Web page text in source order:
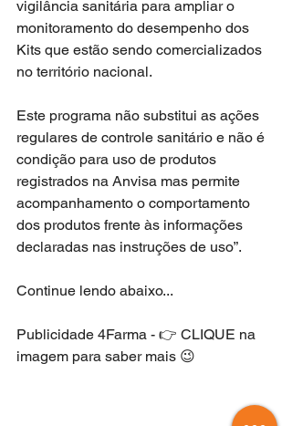
vigilância sanitária para ampliar o
monitoramento do desempenho dos
Kits que estão sendo comercializados
no território nacional.
Este programa não substitui as ações
regulares de controle sanitário e não é
condição para uso de produtos
registrados na Anvisa mas permite
acompanhamento o comportamento
dos produtos frente às informações
declaradas nas instruções de uso”.
Continue lendo abaixo...
Publicidade 4Farma - 👉 CLIQUE na
imagem para saber mais 😉